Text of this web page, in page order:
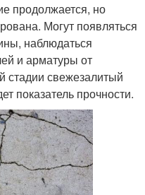
продолжается, но
Могут появляться
наблюдаться
и арматуры от
стадии свежезалитый
показатель прочности.